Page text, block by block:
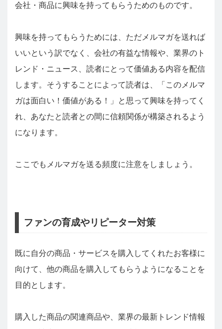
会社・商品に興味を持ってもらうためのものです。
興味を持ってもらうためには、ただメルマガを送れば
いいという訳でなく、会社の有益な情報や、業界のト
レンド・ニュース、読者にとって価値ある内容を配信
します。そうすることによって読者は、「このメルマ
ガは面白い！価値がある！」と思って興味を持ってく
れ、あなたと読者との間に信頼関係が構築されるよう
になります。
ここでもメルマガを送る頻度に注意をしましょう。
ファンの育成やリピーター対策
既に自分の商品・サービスを購入してくれたお客様に
向けて、他の商品を購入してもらうようになることを
目的とします。
購入した商品の関連商品や、業界の最新トレンド情報